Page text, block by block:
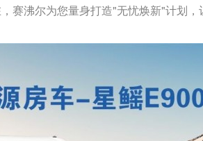
赛沸尔为您量身打造"无忧焕新"计划